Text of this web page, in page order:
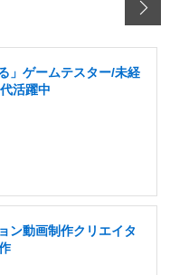
」ゲームテスター/未経
活躍中
ン動画制作クリエイタ